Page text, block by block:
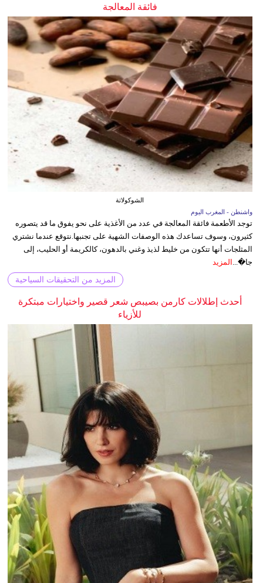
فائقة المعالجة
الشوكولاتة
واشنطن - المغرب اليوم
توجد الأطعمة فائقة المعالجة في عدد من الأغذية على نحو يفوق ما قد يتصوره
كثيرون، وسوف تساعدك هذه الوصفات الشهية على تجنبها.نتوقع عندما نشتري
المثلجات أنها تتكون من خليط لذيذ وغني بالدهون، كالكريمة أو الحليب، إلى
جا�... المزيد
المزيد من التحقيقات السياحية
أحدث إطلالات كارمن بصيبص شعر قصير واختيارات مبتكرة
للأزياء